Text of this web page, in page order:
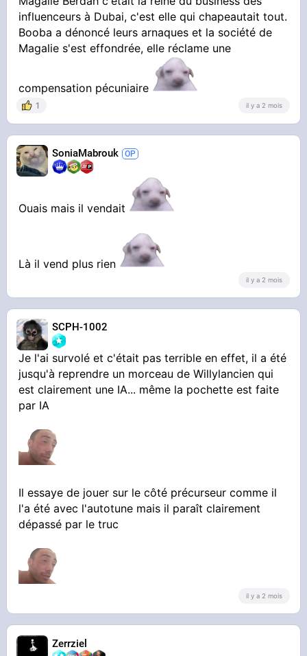
influenceurs à Dubai, c'est elle qui chapeautait tout.
Booba a dénoncé leurs arnaques et la société de
Magalie s'est effondrée, elle réclame une
compensation pécuniaire
1 il y a 2 mois
SoniaMabrouk
Ouais mais il vendait
Là il vend plus rien
il y a 2 mois
SCPH-1002
Je l'ai survolé et c'était pas terrible en effet, il a été
jusqu'à reprendre un morceau de Willylancien qui
est clairement une IA... même la pochette est faite
par IA
Il essaye de jouer sur le côté précurseur comme il
l'a été avec l'autotune mais il paraît clairement
dépassé par le truc
il y a 2 mois
Zerrziel